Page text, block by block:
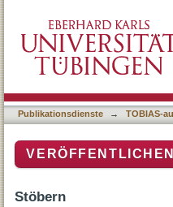
Das Erbe des
Studium Generale,
Publikationsdienste → TOBIAS-
VERÖFFENTLICHEN
Stöbern